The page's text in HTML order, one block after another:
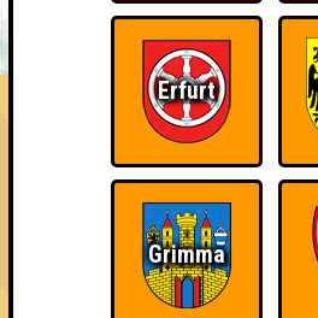
HIGHSCORE
FAQ
Quiztiano Ronaldo
Errungenschaften
Kleiner Hinweis: bei uns sind Teams,
verlieren, trotzdem auf dem 1. Platz
schließlich verdient! Entsprechend
Errungenschaften für den 1. Platz.
Erfurt
Grimma